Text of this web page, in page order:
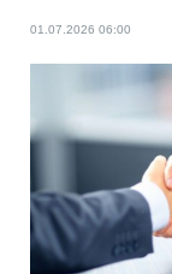
01.07.2026 06:00